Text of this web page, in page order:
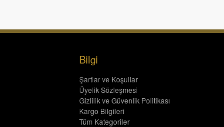
Bilgi
Şartlar ve Koşullar
Üyelik Sözleşmesi
Gizlilik ve Güvenlik Politikası
Kargo Bilgileri
Tüm Kategoriler